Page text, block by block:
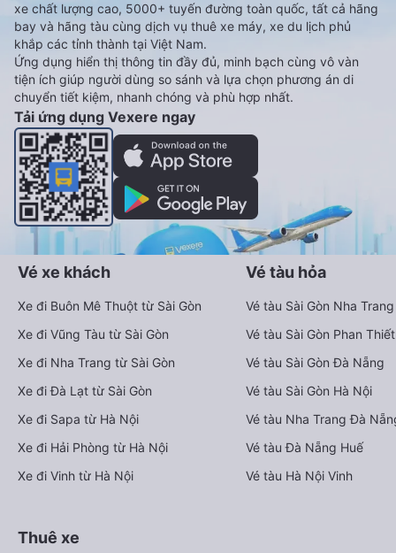
xe chất lượng cao, 5000+ tuyến đường toàn quốc, tất cả hãng
bay và hãng tàu cùng dịch vụ thuê xe máy, xe du lịch phủ
khắp các tỉnh thành tại Việt Nam.
Ứng dụng hiển thị thông tin đầy đủ, minh bạch cùng vô vàn
tiện ích giúp người dùng so sánh và lựa chọn phương án di
chuyển tiết kiệm, nhanh chóng và phù hợp nhất.
Tải ứng dụng Vexere ngay
Vé xe khách
Xe đi Buôn Mê Thuột từ Sài Gòn
Xe đi Vũng Tàu từ Sài Gòn
Xe đi Nha Trang từ Sài Gòn
Xe đi Đà Lạt từ Sài Gòn
Xe đi Sapa từ Hà Nội
Xe đi Hải Phòng từ Hà Nội
Xe đi Vinh từ Hà Nội
Vé tàu hỏa
Vé tàu Sài Gòn Nha Trang
Vé tàu Sài Gòn Phan Thiết
Vé tàu Sài Gòn Đà Nẵng
Vé tàu Sài Gòn Hà Nội
Vé tàu Nha Trang Đà
Vé tàu Đà Nẵng Huế
Vé tàu Hà Nội Vinh
Thuê xe